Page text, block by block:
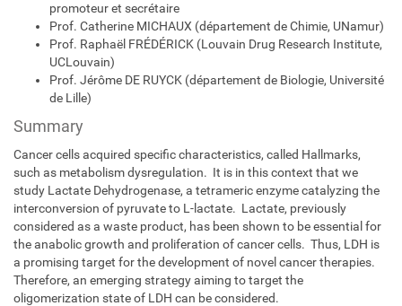
promoteur et secrétaire
Prof. Catherine MICHAUX (département de Chimie, UNamur)
Prof. Raphaël FRÉDÉRICK (Louvain Drug Research Institute,
UCLouvain)
Prof. Jérôme DE RUYCK (département de Biologie, Université
de Lille)
Summary
Cancer cells acquired specific characteristics, called Hallmarks,
such as metabolism dysregulation. It is in this context that we
study Lactate Dehydrogenase, a tetrameric enzyme catalyzing the
interconversion of pyruvate to L-lactate. Lactate, previously
considered as a waste product, has been shown to be essential for
the anabolic growth and proliferation of cancer cells. Thus, LDH is
a promising target for the development of novel cancer therapies.
Therefore, an emerging strategy aiming to target the
oligomerization state of LDH can be considered.